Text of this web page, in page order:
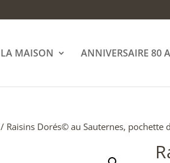
LA MAISON ANNIVERSAIRE 80
/ Raisins Dorés© au Sauternes, pochette